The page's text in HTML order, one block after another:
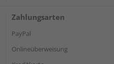
Zahlungsarten
PayPal
Onlineüberweisung